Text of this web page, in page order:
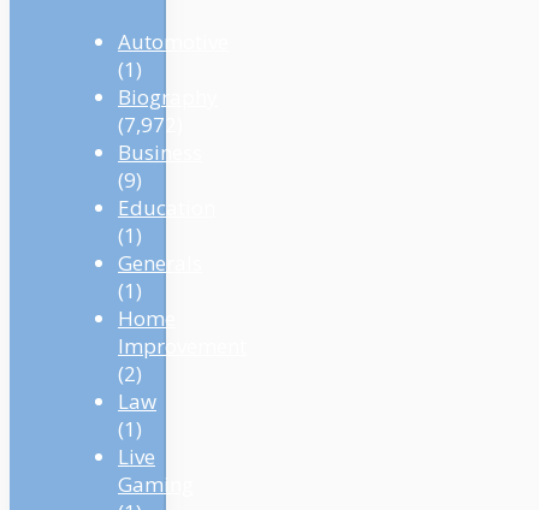
Automotive
(1)
Biography
(7,972)
Business
(9)
Education
(1)
Generals
(1)
Home
Improvement
(2)
Law
(1)
Live
Gaming